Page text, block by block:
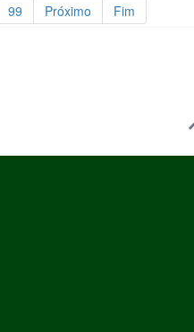
99 Próximo Fim